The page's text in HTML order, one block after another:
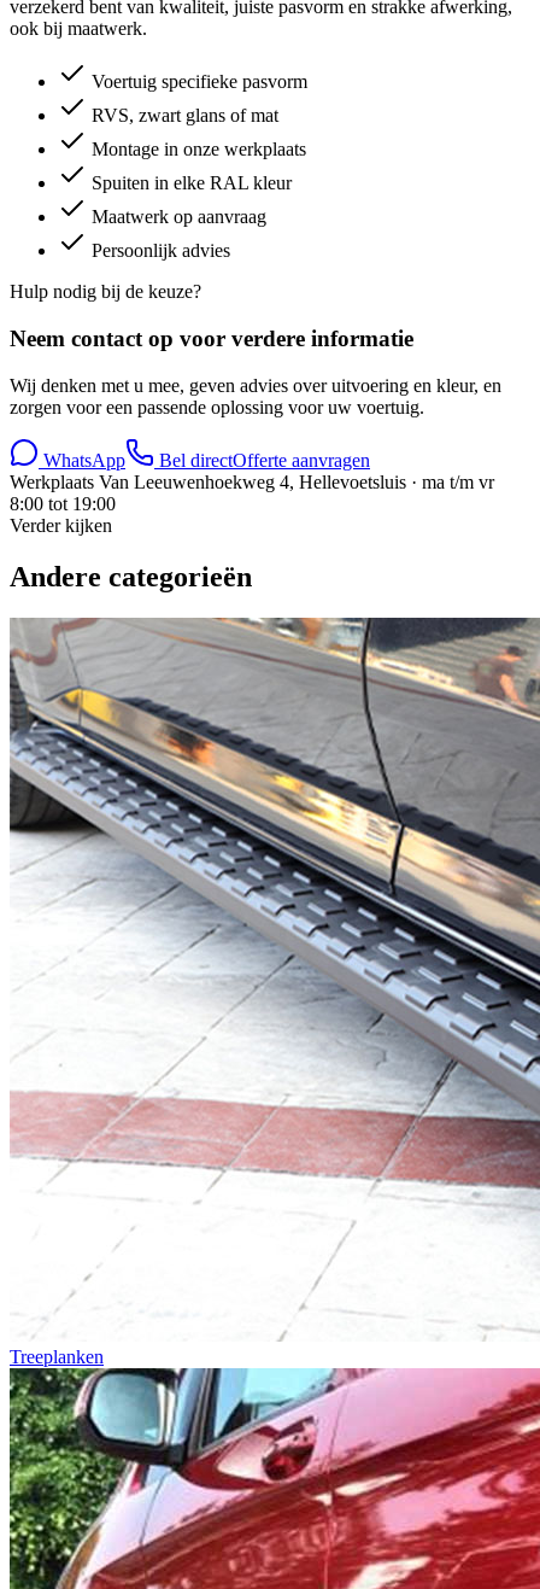
verzekerd bent van kwaliteit, juiste pasvorm en strakke afwerking,
ook bij maatwerk.
Voertuig specifieke pasvorm
RVS, zwart glans of mat
Montage in onze werkplaats
Spuiten in elke RAL kleur
Maatwerk op aanvraag
Persoonlijk advies
Hulp nodig bij de keuze?
Neem contact op voor verdere informatie
Wij denken met u mee, geven advies over uitvoering en kleur, en
zorgen voor een passende oplossing voor uw voertuig.
WhatsApp Bel directOfferte aanvragen
Werkplaats Van Leeuwenhoekweg 4, Hellevoetsluis · ma t/m vr
8:00 tot 19:00
Verder kijken
Andere categorieën
Treeplanken